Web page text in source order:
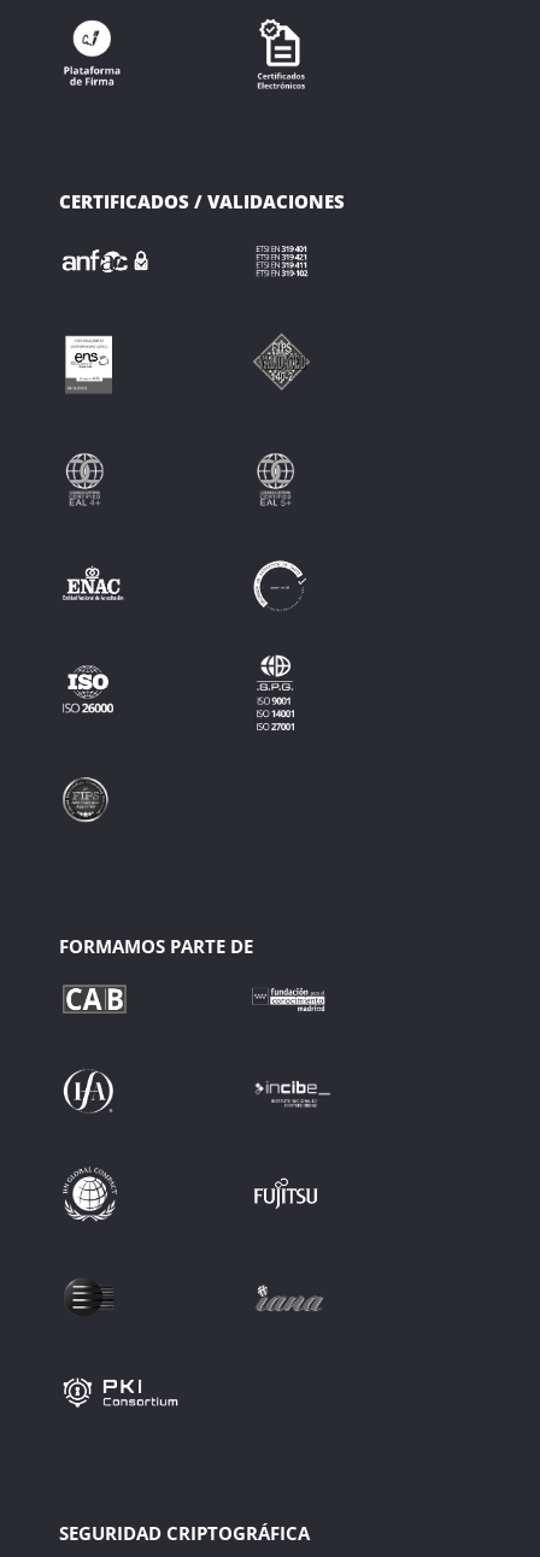
CERTIFICADOS / VALIDACIONES
FORMAMOS PARTE DE
SEGURIDAD CRIPTOGRÁFICA